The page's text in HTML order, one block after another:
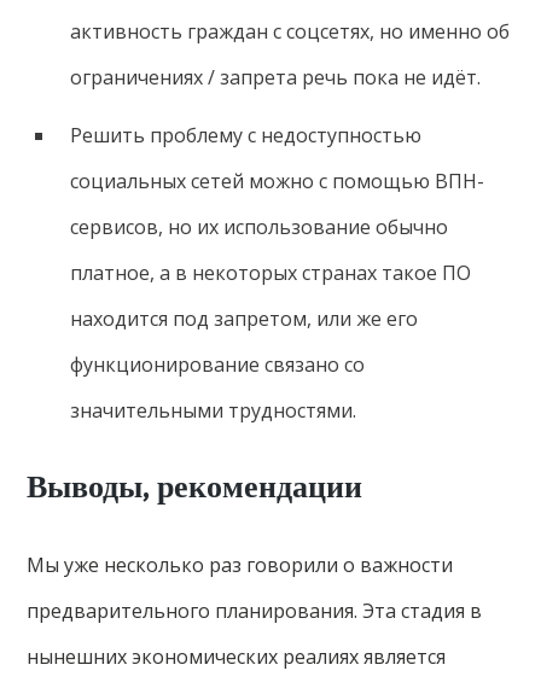
активность граждан с соцсетях, но именно об
ограничениях / запрета речь пока не идёт.
Решить проблему с недоступностью
социальных сетей можно с помощью ВПН-
сервисов, но их использование обычно
платное, а в некоторых странах такое ПО
находится под запретом, или же его
функционирование связано со
значительными трудностями.
Выводы, рекомендации
Мы уже несколько раз говорили о важности
предварительного планирования. Эта стадия в
нынешних экономических реалиях является